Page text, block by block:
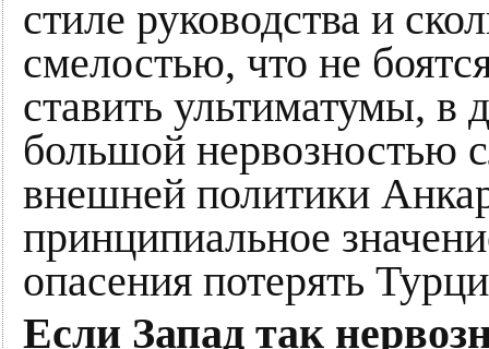
стиле руководства и
смелостью, что не
ставить ультиматумы, в
большой нервозностью
внешней политики
принципиальное
опасения потерять
Если Запад так